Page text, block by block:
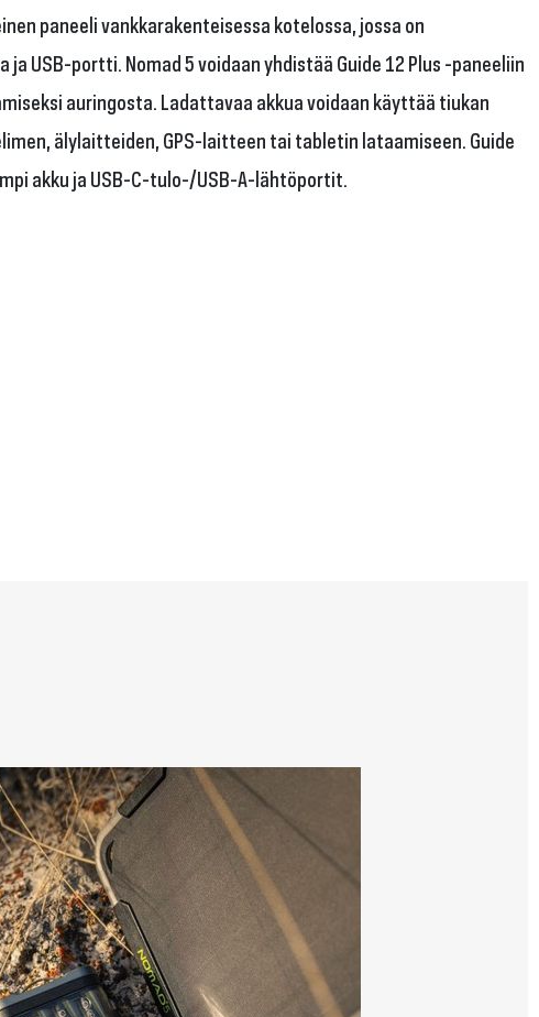
paneeli vankkarakenteisessa kotelossa, jossa on
USB-portti. Nomad 5 voidaan yhdistää Guide 12 Plus -paneeliin
auringosta. Ladattavaa akkua voidaan käyttää tiukan
älylaitteiden, GPS-laitteen tai tabletin lataamiseen. Guide
akku ja USB-C-tulo-/USB-A-lähtöportit.